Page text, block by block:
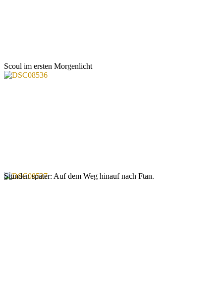
Scoul im ersten Morgenlicht
Stunden später: Auf dem Weg hinauf nach Ftan.